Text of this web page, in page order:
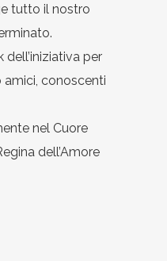
tutto il nostro
dell’iniziativa per
conoscenti
nel Cuore
dell’Amore